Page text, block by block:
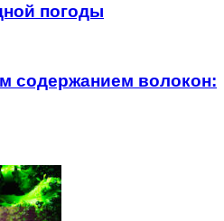
погоды
содержанием волокон: